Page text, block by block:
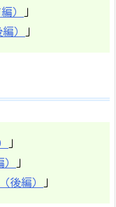
） 」
） 」
」
」
後編） 」